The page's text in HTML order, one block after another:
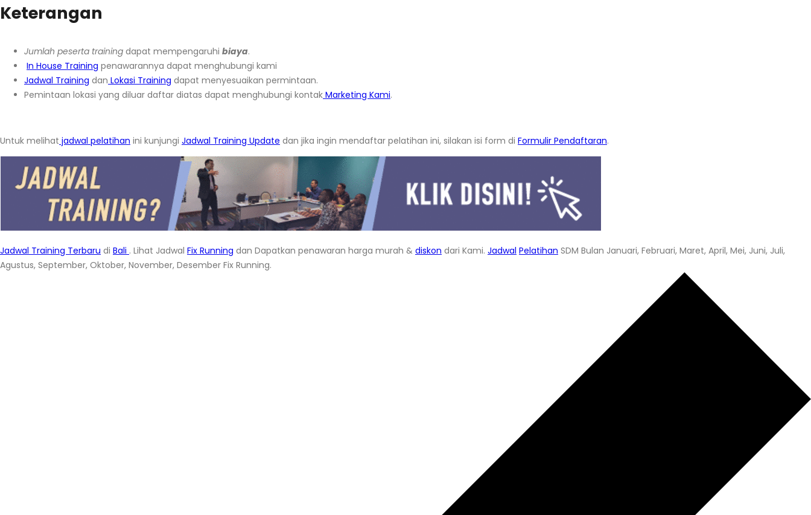
Keterangan
Jumlah peserta training dapat mempengaruhi biaya.
In House Training penawarannya dapat menghubungi kami
Jadwal Training dan Lokasi Training dapat menyesuaikan permintaan.
Pemintaan lokasi yang diluar daftar diatas dapat menghubungi kontak Marketing Kami.
Untuk melihat jadwal pelatihan ini kunjungi Jadwal Training Update dan jika ingin mendaftar pelatihan ini, silakan isi form di Formulir Pendaftaran.
Jadwal Training Terbaru di Bali . Lihat Jadwal Fix Running dan Dapatkan penawaran harga murah & diskon dari Kami. Jadwal Pelatihan SDM Bulan Januari, Februari, Maret, April, Mei, Juni, Juli,
Agustus, September, Oktober, November, Desember Fix Running.